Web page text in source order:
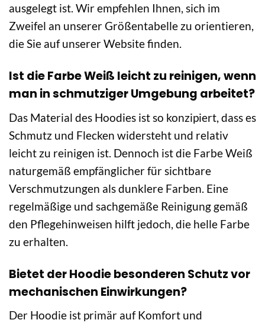
ausgelegt ist. Wir empfehlen Ihnen, sich im
Zweifel an unserer Größentabelle zu orientieren,
die Sie auf unserer Website finden.
Ist die Farbe Weiß leicht zu reinigen, wenn
man in schmutziger Umgebung arbeitet?
Das Material des Hoodies ist so konzipiert, dass es
Schmutz und Flecken widersteht und relativ
leicht zu reinigen ist. Dennoch ist die Farbe Weiß
naturgemäß empfänglicher für sichtbare
Verschmutzungen als dunklere Farben. Eine
regelmäßige und sachgemäße Reinigung gemäß
den Pflegehinweisen hilft jedoch, die helle Farbe
zu erhalten.
Bietet der Hoodie besonderen Schutz vor
mechanischen Einwirkungen?
Der Hoodie ist primär auf Komfort und